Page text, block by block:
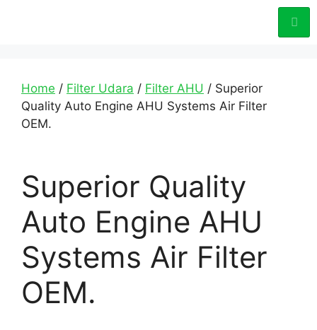
Home / Filter Udara / Filter AHU / Superior
Quality Auto Engine AHU Systems Air Filter
OEM.
Superior Quality
Auto Engine AHU
Systems Air Filter
OEM.